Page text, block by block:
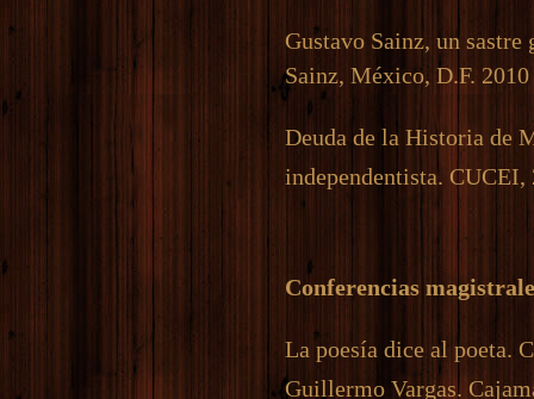
Gustavo Sainz, un sastre
Sainz, México, D.F. 2010
Deuda de la Historia de
independentista. CUCEI,
Conferencias
La poesía dice al poeta.
Guillermo Vargas.